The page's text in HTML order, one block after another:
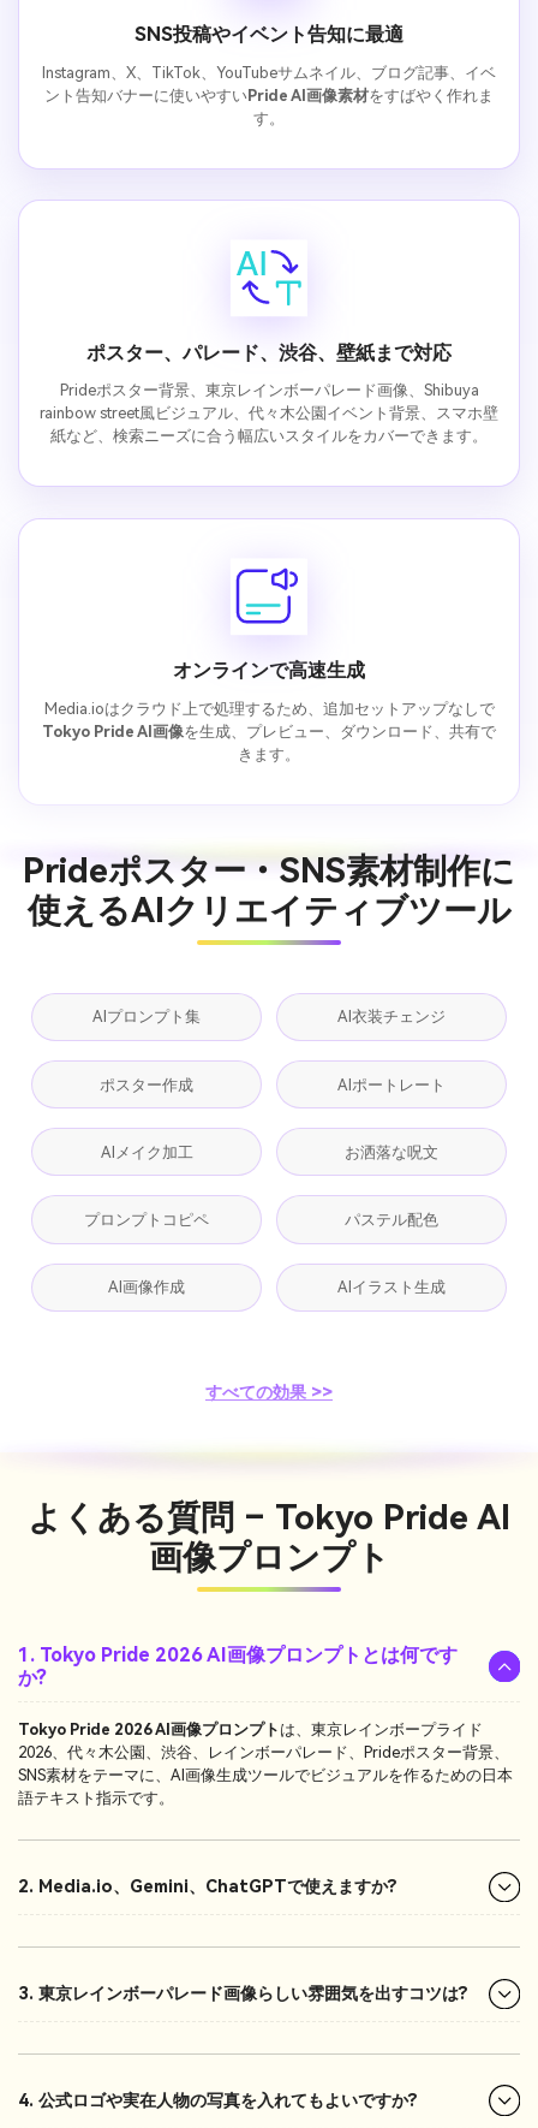
SNS投稿やイベント告知に最適
Instagram、X、TikTok、YouTubeサムネイル、ブログ記事、イベ
ント告知バナーに使いやすい Pride AI画像素材をすばやく作れま
す。
ポスター、パレード、渋谷、壁紙まで対応
Prideポスター背景、東京レインボーパレード画像、Shibuya
rainbow street風ビジュアル、代々木公園イベント背景、スマホ壁
紙など、検索ニーズに合う幅広いスタイルをカバーできます。
オンラインで高速生成
Media.ioはクラウド上で処理するため、追加セットアップなしで
Tokyo Pride AI画像を生成、プレビュー、ダウンロード、共有で
きます。
Prideポスター・SNS素材制作に
使えるAIクリエイティブツール
AIプロンプト集 AI衣装チェンジ
ポスター作成 AIポートレート
AIメイク加工 お洒落な呪文
プロンプトコピペ パステル配色
AI画像作成 AIイラスト生成
すべての効果 >>
よくある質問 – Tokyo Pride AI
画像プロンプト
1. Tokyo Pride 2026 AI画像プロンプトとは何です
か?
Tokyo Pride 2026 AI画像プロンプト は、東京レインボープライド
2026、代々木公園、渋谷、レインボーパレード、Prideポスター背景、
SNS素材をテーマに、AI画像生成ツールでビジュアルを作るための日本
語テキスト指示です。
2. Media.io、Gemini、ChatGPTで使えますか?
3. 東京レインボーパレード画像らしい雰囲気を出すコツは?
4. 公式ロゴや実在人物の写真を入れてもよいですか?